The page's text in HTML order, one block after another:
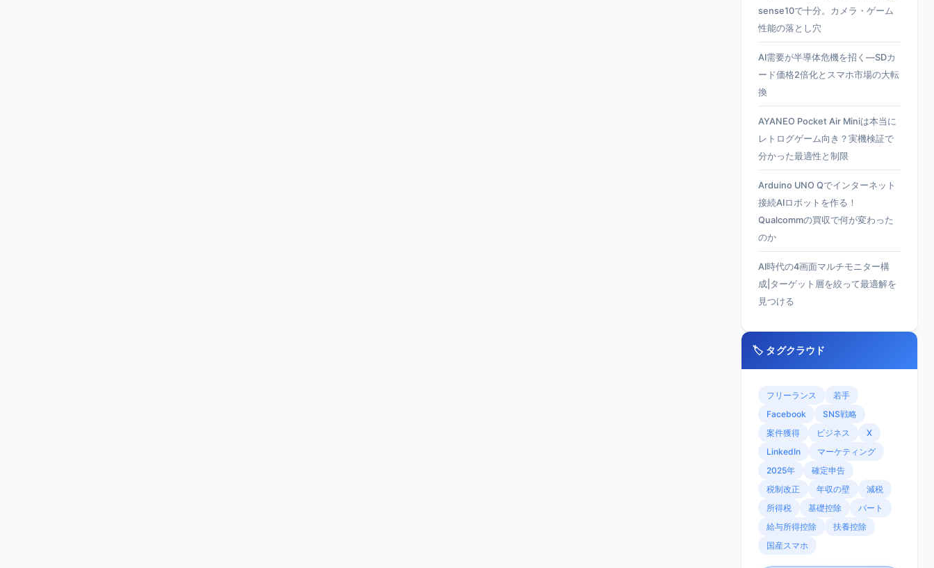
sense10で十分。カメラ・ゲーム
性能の落とし穴
AI需要が半導体危機を招く—SDカ
ード価格2倍化とスマホ市場の大転
換
AYANEO Pocket Air Miniは本当に
レトログゲーム向き？実機検証で
分かった最適性と制限
Arduino UNO Qでインターネット
接続AIロボットを作る！
Qualcommの買収で何が変わった
のか
AI時代の4画面マルチモニター構
成|ターゲット層を絞って最適解を
見つける
🏷️ タグクラウド
フリーランス
若手
Facebook
SNS戦略
案件獲得
ビジネス
X
LinkedIn
マーケティング
2025年
確定申告
税制改正
年収の壁
減税
所得税
基礎控除
パート
給与所得控除
扶養控除
国産スマホ